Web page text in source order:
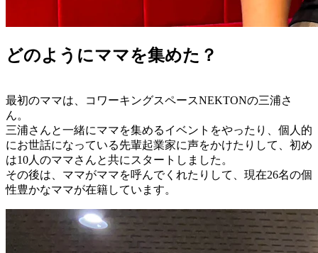
どのようにママを集めた？
最初のママは、コワーキングスペースNEKTONの三浦さ
ん。
三浦さんと一緒にママを集めるイベントをやったり、個人的
にお世話になっている先輩起業家に声をかけたりして、初め
は10人のママさんと共にスタートしました。
その後は、ママがママを呼んでくれたりして、現在26名の個
性豊かなママが在籍しています。